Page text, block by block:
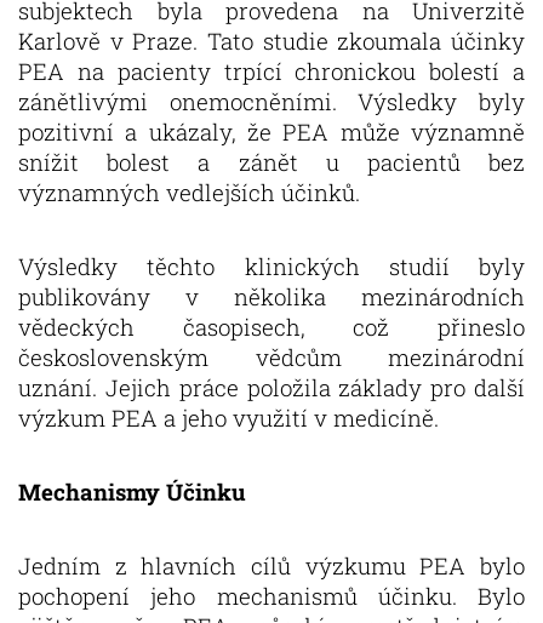
subjektech byla provedena na Univerzitě
Karlově v Praze. Tato studie zkoumala účinky
PEA na pacienty trpící chronickou bolestí a
zánětlivými onemocněními. Výsledky byly
pozitivní a ukázaly, že PEA může významně
snížit bolest a zánět u pacientů bez
významných vedlejších účinků.
Výsledky těchto klinických studií byly
publikovány v několika mezinárodních
vědeckých časopisech, což přineslo
československým vědcům mezinárodní
uznání. Jejich práce položila základy pro další
výzkum PEA a jeho využití v medicíně.
Mechanismy Účinku
Jedním z hlavních cílů výzkumu PEA bylo
pochopení jeho mechanismů účinku. Bylo